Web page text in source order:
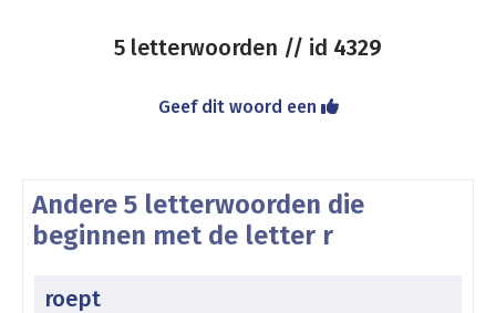
5 letterwoorden // id 4329
Geef dit woord een
Andere 5 letterwoorden die
beginnen met de letter r
roept